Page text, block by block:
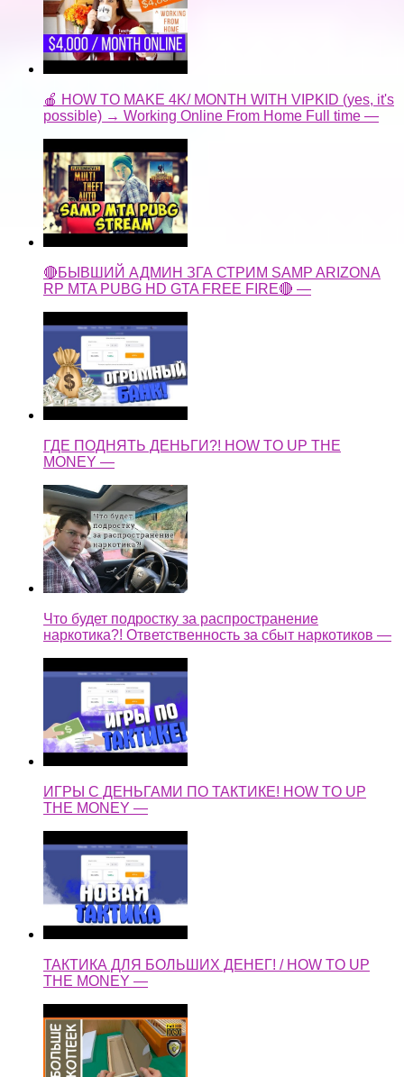
🍎 HOW TO MAKE 4K/ MONTH WITH VIPKID (yes, it's
possible) → Working Online From Home Full time —
🔴БЫВШИЙ АДМИН ЗГА СТРИМ SAMP ARIZONA
RP MTA PUBG HD GTA FREE FIRE🔴 —
ГДЕ ПОДНЯТЬ ДЕНЬГИ?! HOW TO UP THE
MONEY —
Что будет подростку за распространение
наркотика?! Ответственность за сбыт наркотиков —
ИГРЫ С ДЕНЬГАМИ ПО ТАКТИКЕ! HOW TO UP
THE MONEY —
ТАКТИКА ДЛЯ БОЛЬШИХ ДЕНЕГ! / HOW TO UP
THE MONEY —